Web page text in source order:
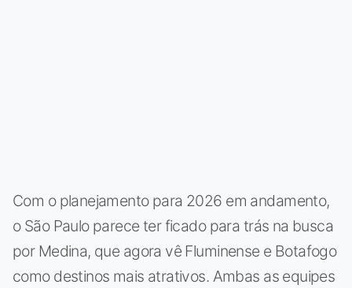
Com o planejamento para 2026 em andamento,
o São Paulo parece ter ficado para trás na busca
por Medina, que agora vê Fluminense e Botafogo
como destinos mais atrativos. Ambas as equipes